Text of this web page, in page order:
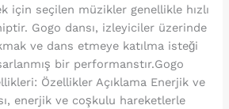
için seçilen müzikler genellikle hızlı
Gogo dansı, izleyiciler üzerinde
ve dans etmeye katılma isteği
bir performanstır.Gogo
Özellikler Açıklama Enerjik ve
enerjik ve coşkulu hareketlerle